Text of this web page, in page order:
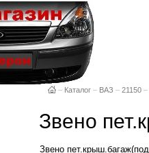
– Каталог – ВАЗ – 21150 –
Звено
Звено